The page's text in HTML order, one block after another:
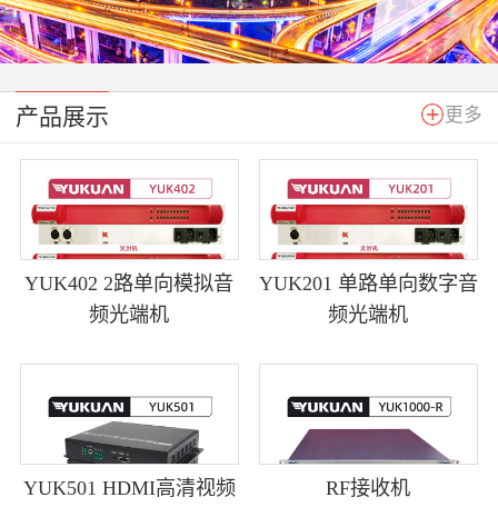
产品展示 更多
YUK402 2路单向模拟音
频光端机
YUK201 单路单向数字音
频光端机
YUK501 HDMI高清视频
RF接收机